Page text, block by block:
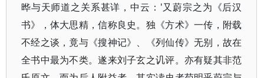
晔与天师道之关系甚详，中云：'又蔚宗之为《后汉
书》，体大思精，信称良史。独《方术》一传，附载
不经之谈，竟与《搜神记》、《列仙传》无别，故在
全书中最为不类。遂来刘子玄之讥评。亦有疑其非范